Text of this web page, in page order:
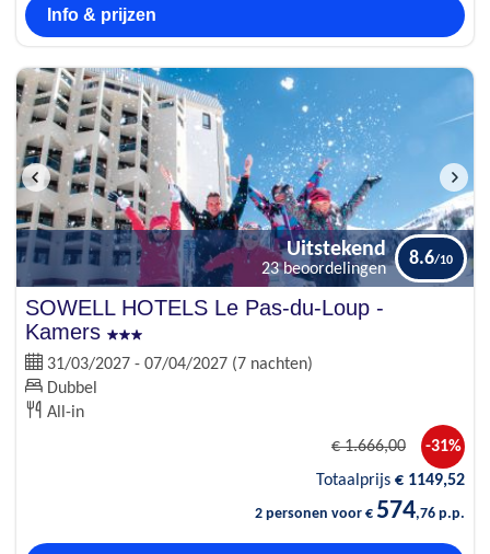
Info & prijzen
Uitstekend
23 beoordelingen
8.6
SOWELL HOTELS Le Pas-du-Loup -
Kamers
31/03/2027 - 07/04/2027 (7 nachten)
Dubbel
All-in
€1.666,00
-31%
Totaalprijs € 1149,52
2 personen voor € 574,76 p.p.